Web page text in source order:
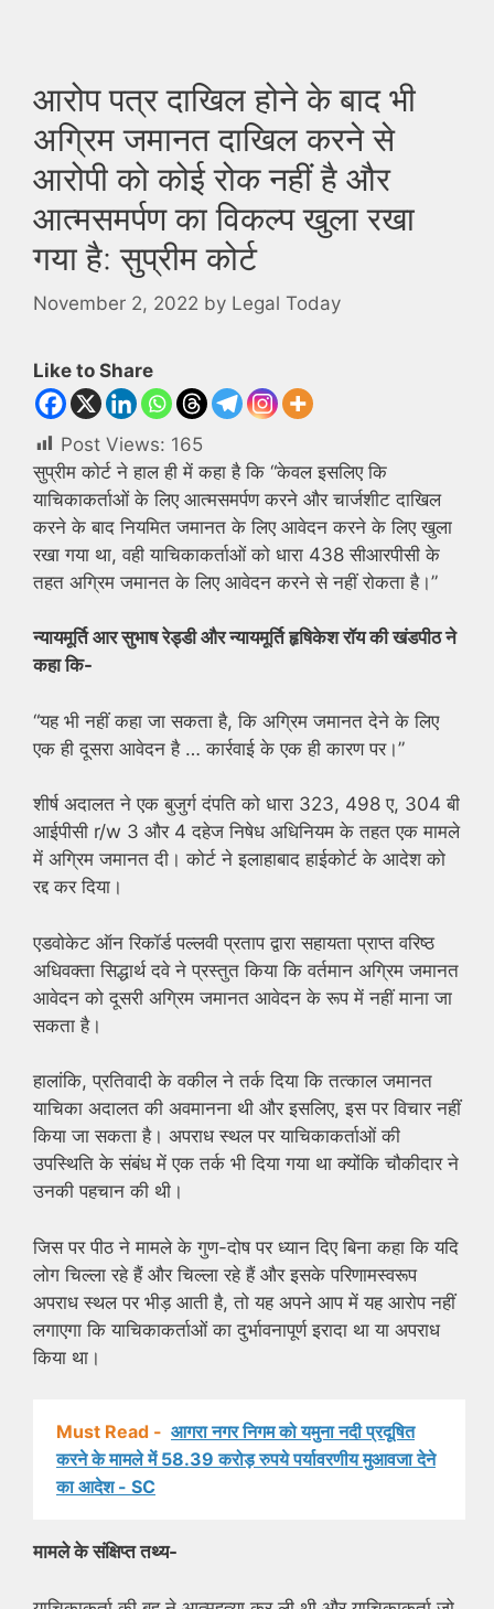
आरोप पत्र दाखिल होने के बाद भी
अग्रिम जमानत दाखिल करने से
आरोपी को कोई रोक नहीं है और
आत्मसमर्पण का विकल्प खुला रखा
गया है: सुप्रीम कोर्ट
November 2, 2022 by Legal Today
Like to Share
Post Views: 165
सुप्रीम कोर्ट ने हाल ही में कहा है कि “केवल इसलिए कि
याचिकाकर्ताओं के लिए आत्मसमर्पण करने और चार्जशीट दाखिल
करने के बाद नियमित जमानत के लिए आवेदन करने के लिए खुला
रखा गया था, वही याचिकाकर्ताओं को धारा 438 सीआरपीसी के
तहत अग्रिम जमानत के लिए आवेदन करने से नहीं रोकता है।”
न्यायमूर्ति आर सुभाष रेड्डी और न्यायमूर्ति हृषिकेश रॉय की खंडपीठ ने
कहा कि-
“यह भी नहीं कहा जा सकता है, कि अग्रिम जमानत देने के लिए
एक ही दूसरा आवेदन है … कार्रवाई के एक ही कारण पर।”
शीर्ष अदालत ने एक बुजुर्ग दंपति को धारा 323, 498 ए, 304 बी
आईपीसी r/w 3 और 4 दहेज निषेध अधिनियम के तहत एक मामले
में अग्रिम जमानत दी। कोर्ट ने इलाहाबाद हाईकोर्ट के आदेश को
रद्द कर दिया।
एडवोकेट ऑन रिकॉर्ड पल्लवी प्रताप द्वारा सहायता प्राप्त वरिष्ठ
अधिवक्ता सिद्धार्थ दवे ने प्रस्तुत किया कि वर्तमान अग्रिम जमानत
आवेदन को दूसरी अग्रिम जमानत आवेदन के रूप में नहीं माना जा
सकता है।
हालांकि, प्रतिवादी के वकील ने तर्क दिया कि तत्काल जमानत
याचिका अदालत की अवमानना ​​थी और इसलिए, इस पर विचार नहीं
किया जा सकता है। अपराध स्थल पर याचिकाकर्ताओं की
उपस्थिति के संबंध में एक तर्क भी दिया गया था क्योंकि चौकीदार ने
उनकी पहचान की थी।
जिस पर पीठ ने मामले के गुण-दोष पर ध्यान दिए बिना कहा कि यदि
लोग चिल्ला रहे हैं और चिल्ला रहे हैं और इसके परिणामस्वरूप
अपराध स्थल पर भीड़ आती है, तो यह अपने आप में यह आरोप नहीं
लगाएगा कि याचिकाकर्ताओं का दुर्भावनापूर्ण इरादा था या अपराध
किया था।
Must Read - आगरा नगर निगम को यमुना नदी प्रदूषित
करने के मामले में 58.39 करोड़ रुपये पर्यावरणीय मुआवजा देने
का आदेश - SC
मामले के संक्षिप्त तथ्य-